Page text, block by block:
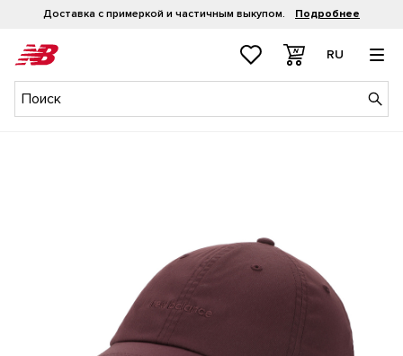
Доставка с примеркой и частичным выкупом. Подробнее
RU